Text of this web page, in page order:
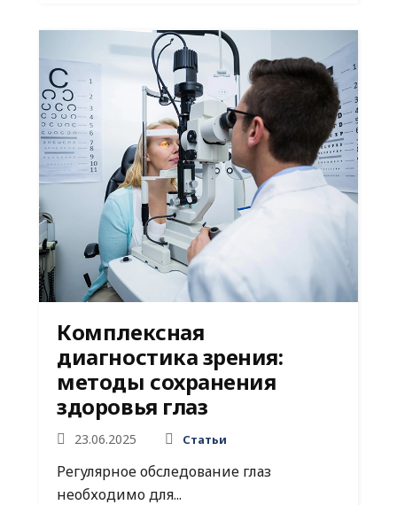
Комплексная
диагностика зрения:
методы сохранения
здоровья глаз
23.06.2025 Статьи
Регулярное обследование глаз
необходимо для...